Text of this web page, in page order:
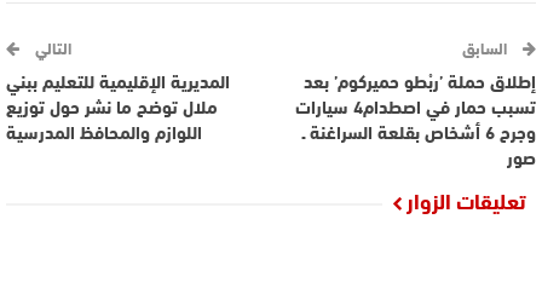
السابق
إطلاق حملة ’ربْطو حميركوم’ بعد
تسبب حمار في اصطدام4 سيارات
وجرح 6 أشخاص بقلعة السراغنة ـ
صور
التالي
المديرية الإقليمية للتعليم ببني
ملال توضح ما نشر حول توزيع
اللوازم والمحافظ المدرسية
تعليقات الزوار